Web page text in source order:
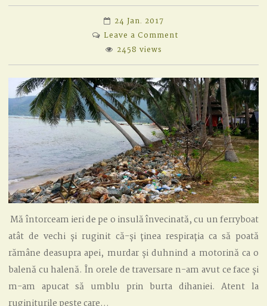
24 Jan. 2017
Leave a Comment
DUȘ
CU
APĂ
CALDĂ!
2458 views
Mă întorceam ieri de pe o insulă învecinată, cu un ferryboat
atât de vechi și ruginit că-și ținea respirația ca să poată
rămâne deasupra apei, murdar și duhnind a motorină ca o
balenă cu halenă. În orele de traversare n-am avut ce face și
m-am apucat să umblu prin burta dihaniei. Atent la